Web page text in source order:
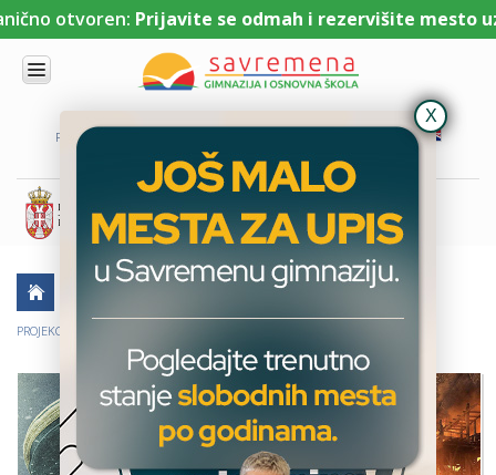
otvoren:Prijavite se odmah i rezervišite mesto uz
PORTAL ZA UČENIKE
NAMA
KOMBINOVANI
PROGRAM
NACIONALNI
PROGRAM
CAMBRIDGE
PROGRAM
SAVREMENO
OBRAZOVANJE
VESTI
ERASMUS+
KULTURA
PROJEKCIJE NAJNOVIJIH FILMOVA ZA SAVREMENE GIMNAZIJALCE